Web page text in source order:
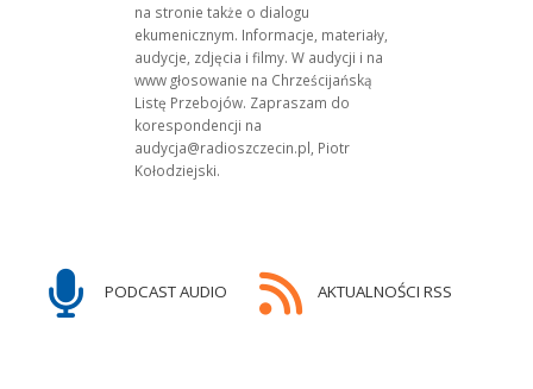
na stronie także o dialogu
ekumenicznym. Informacje, materiały,
audycje, zdjęcia i filmy. W audycji i na
www głosowanie na Chrześcijańską
Listę Przebojów. Zapraszam do
korespondencji na
audycja@radioszczecin.pl, Piotr
Kołodziejski.
PODCAST AUDIO AKTUALNOŚCI RSS